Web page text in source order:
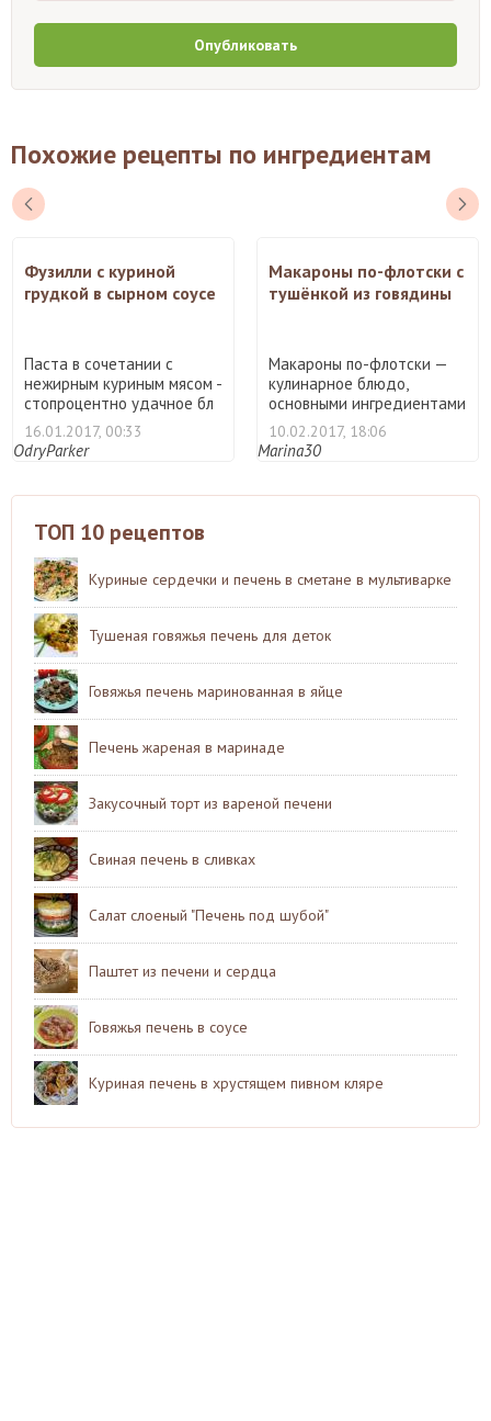
Опубликовать
Похожие рецепты по ингредиентам
Фузилли с куриной
грудкой в сырном соусе
Паста в сочетании с
нежирным куриным мясом -
стопроцентно удачное бл
...
16.01.2017, 00:33
OdryParker
Макароны по-флотски с
тушёнкой из говядины
Макароны по-флотски —
кулинарное блюдо,
основными ингредиентами
кото ...
10.02.2017, 18:06
Marina30
ТОП 10 рецептов
Куриные сердечки и печень в сметане в мультиварке
Тушеная говяжья печень для деток
Говяжья печень маринованная в яйце
Печень жареная в маринаде
Закусочный торт из вареной печени
Свиная печень в сливках
Салат слоеный "Печень под шубой"
Паштет из печени и сердца
Говяжья печень в соусе
Куриная печень в хрустящем пивном кляре